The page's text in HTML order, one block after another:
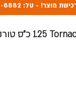
- טל: 072-250-8882